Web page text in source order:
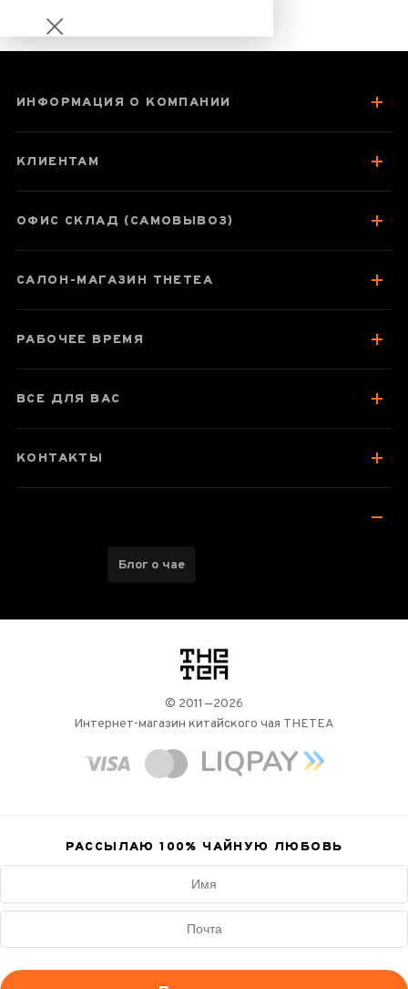
Уишань Цюэ Шэ
Паспорт товара
ИНФОРМАЦИЯ О КОМПАНИИ
КЛИЕНТАМ
ОФИС СКЛАД (САМОВЫВОЗ)
САЛОН-МАГАЗИН THETEA
РАБОЧЕЕ ВРЕМЯ
ВСЕ ДЛЯ ВАС
КОНТАКТЫ
Блог о чае
логотип
© 2011—2026
Интернет-магазин китайского чая THETEA
РАССЫЛАЮ 100% ЧАЙНУЮ ЛЮБОВЬ